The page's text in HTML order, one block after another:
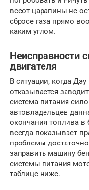
всеот царапины не
сбросе газа прямо
каким углом.
Неисправности
двигателя
В ситуации, когда
отказывается
система питания
автовладельцев
окончания топлива в
всегда показывает
проблемы
заправить машину
системы питания
таблице ниже.